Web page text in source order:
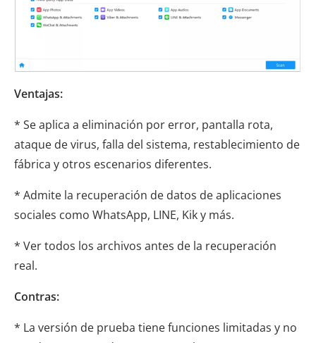
Ventajas:
* Se aplica a eliminación por error, pantalla rota,
ataque de virus, falla del sistema, restablecimiento de
fábrica y otros escenarios diferentes.
* Admite la recuperación de datos de aplicaciones
sociales como WhatsApp, LINE, Kik y más.
* Ver todos los archivos antes de la recuperación
real.
Contras:
* La versión de prueba tiene funciones limitadas y no